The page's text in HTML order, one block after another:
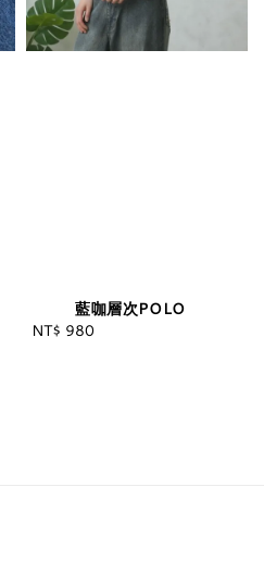
藍咖層次POLO
Regular
NT$ 980